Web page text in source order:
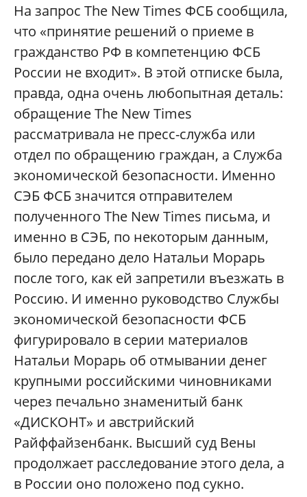
На запрос The New Times ФСБ сообщила,
что «принятие решений о приеме в
гражданство РФ в компетенцию ФСБ
России не входит». В этой отписке была,
правда, одна очень любопытная деталь:
обращение The New Times
рассматривала не пресс-служба или
отдел по обращению граждан, а Служба
экономической безопасности. Именно
СЭБ ФСБ значится отправителем
полученного The New Times письма, и
именно в СЭБ, по некоторым данным,
было передано дело Натальи Морарь
после того, как ей запретили въезжать в
Россию. И именно руководство Службы
экономической безопасности ФСБ
фигурировало в серии материалов
Натальи Морарь об отмывании денег
крупными российскими чиновниками
через печально знаменитый банк
«ДИСКОНТ» и австрийский
Райффайзенбанк. Высший суд Вены
продолжает расследование этого дела, а
в России оно положено под сукно.